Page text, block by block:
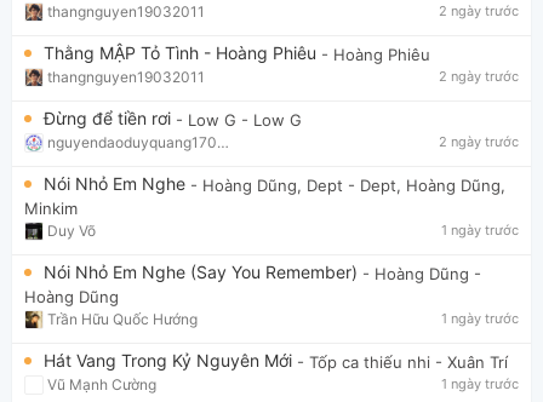
thangnguyen19032011 2 ngày trước
Thằng MẬP Tỏ Tình - Hoàng Phiêu - Hoàng Phiêu
thangnguyen19032011 2 ngày trước
Đừng để tiền rơi - Low G - Low G
nguyendaoduyquang17021 2 ngày trước
Nói Nhỏ Em Nghe - Hoàng Dũng, Dept - Dept, Hoàng Dũng,
Minkim
Duy Võ 1 ngày trước
Nói Nhỏ Em Nghe (Say You Remember) - Hoàng Dũng -
Hoàng Dũng
Trần Hữu Quốc Hướng 1 ngày trước
Hát Vang Trong Kỷ Nguyên Mới - Tốp ca thiếu nhi - Xuân Trí
Vũ Mạnh Cường 1 ngày trước